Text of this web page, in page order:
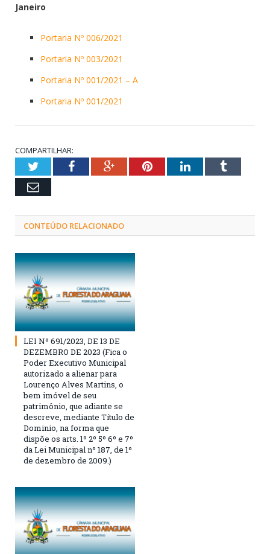
Janeiro
Portaria Nº 006/2021
Portaria Nº 003/2021
Portaria Nº 001/2021 – A
Portaria Nº 001/2021
COMPARTILHAR:
TwitterFacebookGoogle+PinterestLinkedInTumblr
Email
CONTEÚDO RELACIONADO
LEI Nº 691/2023, DE 13 DE
DEZEMBRO DE 2023 (Fica o
Poder Executivo Municipal
autorizado a alienar para
Lourenço Alves Martins, o
bem imóvel de seu
patrimônio, que adiante se
descreve, mediante Título de
Dominio, na forma que
dispõe os arts. 1º 2º 5º 6º e 7º
da Lei Municipal nº 187, de 1º
de dezembro de 2009.)